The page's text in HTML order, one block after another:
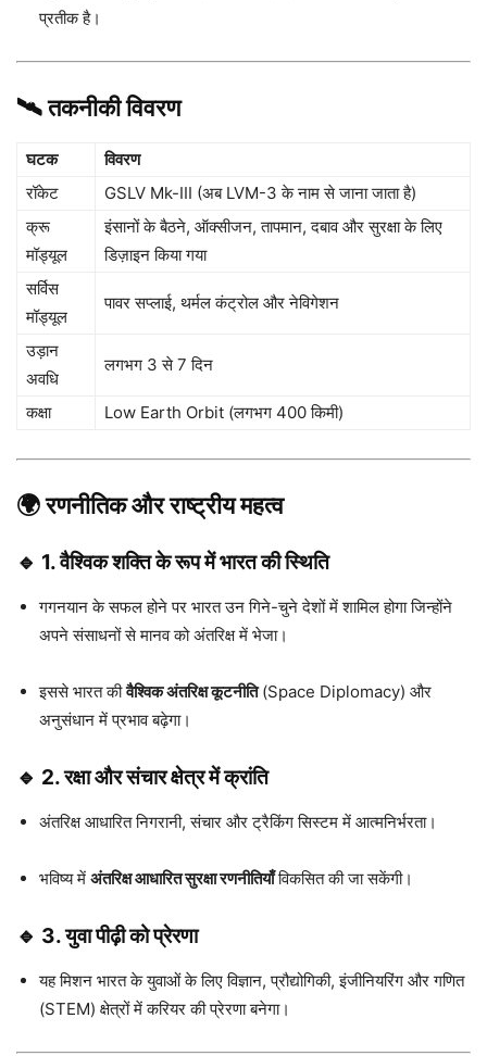
प्रतीक है।
🛰️ तकनीकी विवरण
घटक
विवरण
रॉकेट
GSLV Mk-III (अब LVM-3 के नाम से जाना जाता है)
क्रू
मॉड्यूल
इंसानों के बैठने, ऑक्सीजन, तापमान, दबाव और सुरक्षा के लिए
डिज़ाइन किया गया
सर्विस
मॉड्यूल
पावर सप्लाई, थर्मल कंट्रोल और नेविगेशन
उड़ान
अवधि
लगभग 3 से 7 दिन
कक्षा Low Earth Orbit (लगभग 400 किमी)
🌍 रणनीतिक और राष्ट्रीय महत्व
🔹 1. वैश्विक शक्ति के रूप में भारत की स्थिति
गगनयान के सफल होने पर भारत उन गिने-चुने देशों में शामिल होगा जिन्होंने
अपने संसाधनों से मानव को अंतरिक्ष में भेजा।
इससे भारत कीवैश्विक अंतरिक्ष कूटनीति(Space Diplomacy) और
अनुसंधान में प्रभाव बढ़ेगा।
🔹 2. रक्षा और संचार क्षेत्र में क्रांति
अंतरिक्ष आधारित निगरानी, संचार और ट्रैकिंग सिस्टम में आत्मनिर्भरता।
भविष्य में अंतरिक्ष आधारित सुरक्षा रणनीतियाँविकसित की जा सकेंगी।
🔹 3. युवा पीढ़ी को प्रेरणा
यह मिशन भारत के युवाओं के लिए विज्ञान, प्रौद्योगिकी, इंजीनियरिंग और गणित
(STEM) क्षेत्रों में करियर की प्रेरणा बनेगा।